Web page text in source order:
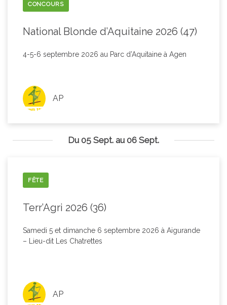
CONCOURS
National Blonde d’Aquitaine 2026 (47)
4-5-6 septembre 2026 au Parc d’Aquitaine à Agen
AP
Du 05 Sept. au 06 Sept.
FÊTE
Terr’Agri 2026 (36)
Samedi 5 et dimanche 6 septembre 2026 à Aigurande
– Lieu-dit Les Chatrettes
AP